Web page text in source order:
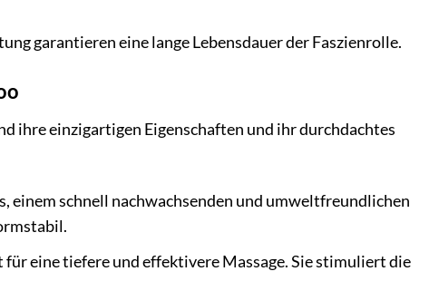
garantieren eine lange Lebensdauer der Faszienrolle.
ihre einzigartigen Eigenschaften und ihr durchdachtes
einem schnell nachwachsenden und umweltfreundlichen
eine tiefere und effektivere Massage. Sie stimuliert die